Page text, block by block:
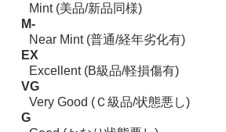
Mint (美品/新品同様)
M-
Near Mint (普通/経年劣化有)
EX
Excellent (B級品/軽損傷有)
VG
Very Good (Ｃ級品/状態悪し)
G